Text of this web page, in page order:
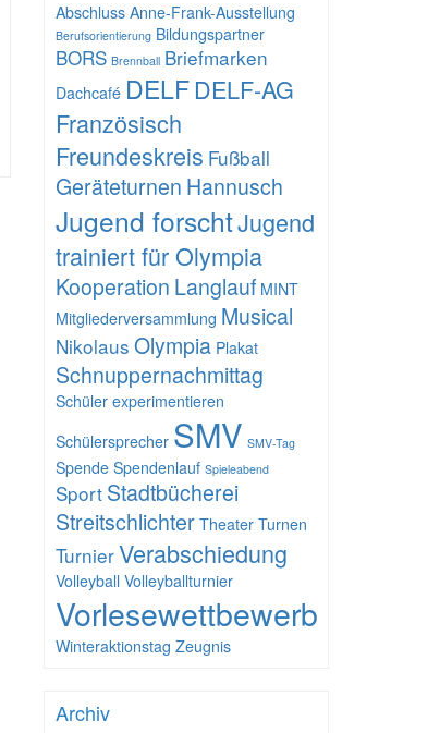
Abschluss Anne-Frank-Ausstellung
Berufsorientierung Bildungspartner
BORS Brennball Briefmarken
Dachcafé DELF DELF-AG
Französisch
Freundeskreis Fußball
Geräteturnen Hannusch
Jugend forschtJugend
trainiert für Olympia
Kooperation Langlauf MINT
Mitgliederversammlung Musical
Nikolaus Olympia Plakat
Schnuppernachmittag
Schüler experimentieren
Schülersprecher SMV SMV-Tag
Spende Spendenlauf Spieleabend
Sport Stadtbücherei
Streitschlichter Theater Turnen
TurnierVerabschiedung
Volleyball Volleyballturnier
Vorlesewettbewerb
Winteraktionstag Zeugnis
Archiv